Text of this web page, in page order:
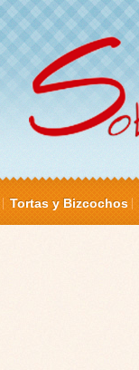
Tortas y Bizcochos